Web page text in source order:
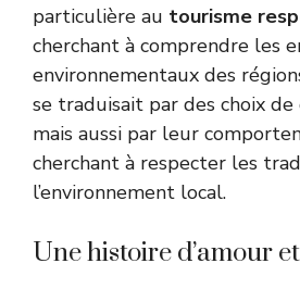
particulière au tourisme
cherchant à comprendre les
environnementaux des
se traduisait par des choix
mais aussi par leur
cherchant à respecter les
l’environnement local.
Une histoire d’amour